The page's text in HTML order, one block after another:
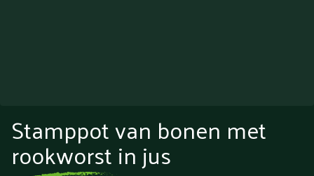
Stamppot van bonen met
rookworst in jus